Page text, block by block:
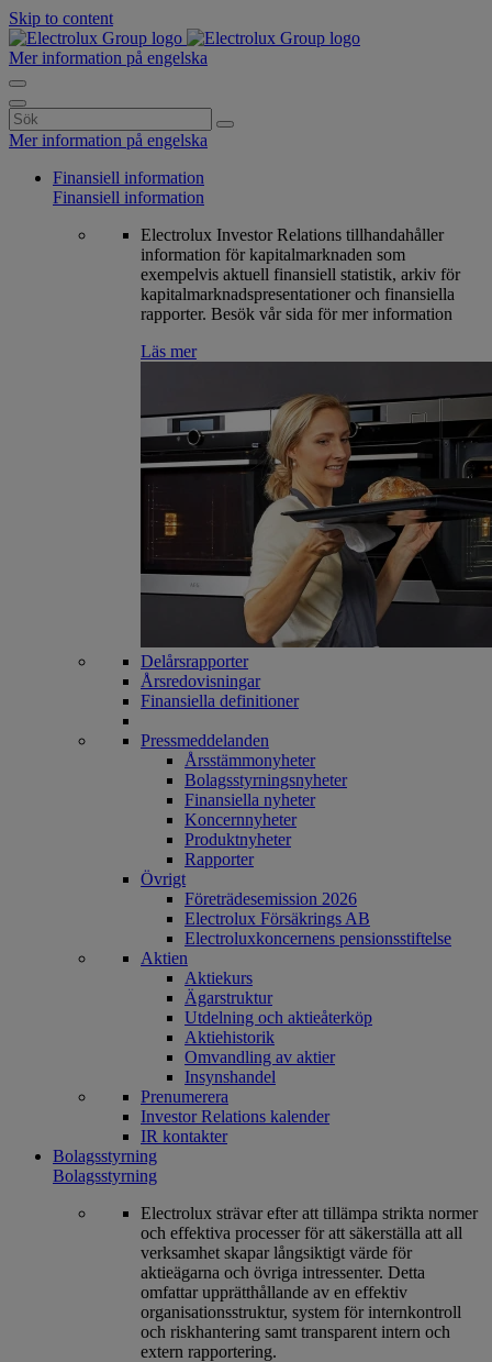
Skip to content
Mer information på engelska
Search
for:
Mer information på engelska
Finansiell information
Finansiell information
Electrolux Investor Relations tillhandahåller
information för kapitalmarknaden som
exempelvis aktuell finansiell statistik, arkiv för
kapitalmarknadspresentationer och finansiella
rapporter. Besök vår sida för mer information
Läs mer
Delårsrapporter
Årsredovisningar
Finansiella definitioner
Pressmeddelanden
Årsstämmonyheter
Bolagsstyrningsnyheter
Finansiella nyheter
Koncernnyheter
Produktnyheter
Rapporter
Övrigt
Företrädesemission 2026
Electrolux Försäkrings AB
Electroluxkoncernens pensionsstiftelse
Aktien
Aktiekurs
Ägarstruktur
Utdelning och aktieåterköp
Aktiehistorik
Omvandling av aktier
Insynshandel
Prenumerera
Investor Relations kalender
IR kontakter
Bolagsstyrning
Bolagsstyrning
Electrolux strävar efter att tillämpa strikta normer
och effektiva processer för att säkerställa att all
verksamhet skapar långsiktigt värde för
aktieägarna och övriga intressenter. Detta
omfattar upprätthållande av en effektiv
organisationsstruktur, system för internkontroll
och riskhantering samt transparent intern och
extern rapportering.